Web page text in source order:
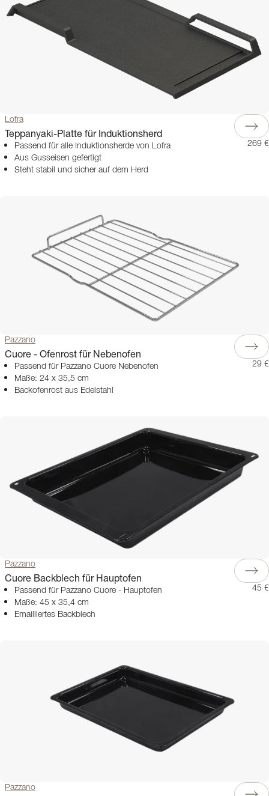
Lofra
Teppanyaki-Platte für Induktionsherd
Passend für alle Induktionsherde von Lofra
Aus Gusseisen gefertigt
Steht stabil und sicher auf dem Herd
269 €
Pazzano
Cuore - Ofenrost für Nebenofen
Passend für Pazzano Cuore Nebenofen
Maße: 24 x 35,5 cm
Backofenrost aus Edelstahl
29 €
Pazzano
Cuore Backblech für Hauptofen
Passend für Pazzano Cuore - Hauptofen
Maße: 45 x 35,4 cm
Emailliertes Backblech
45 €
Pazzano